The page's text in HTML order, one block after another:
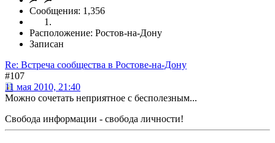
Сообщения: 1,356
Расположение: Ростов-на-Дону
Записан
Re: Встреча сообщества в Ростове-на-Дону
#107
11 мая 2010, 21:40
Можно сочетать неприятное с бесполезным...
Свобода информации - свобода личности!